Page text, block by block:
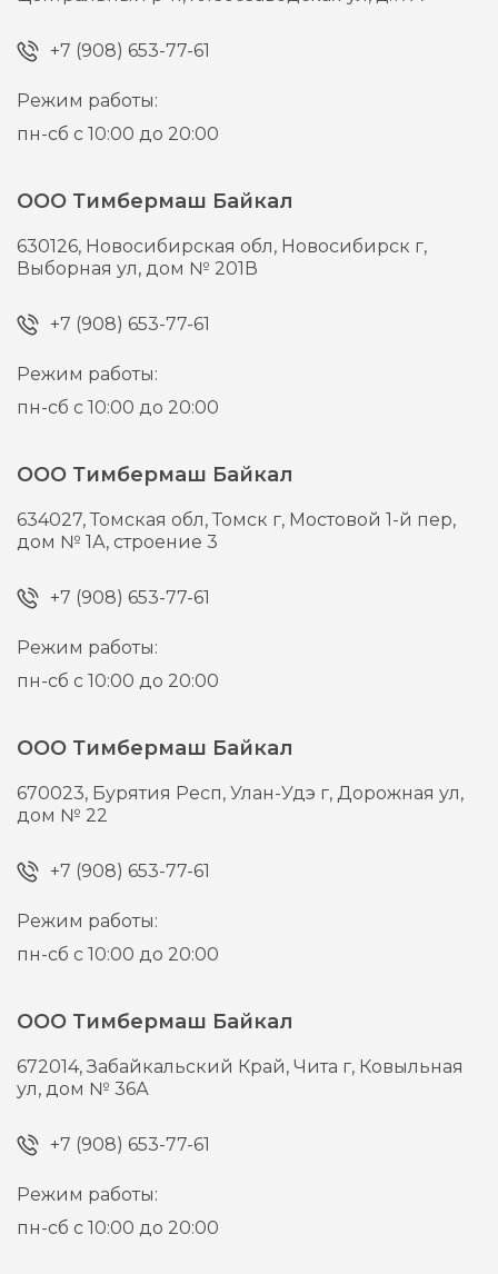
+7 (908) 653-77-61
Режим работы:
пн-сб с 10:00 до 20:00
ООО Тимбермаш Байкал
630126, Новосибирская обл, Новосибирск г,
Выборная ул, дом № 201В
+7 (908) 653-77-61
Режим работы:
пн-сб с 10:00 до 20:00
ООО Тимбермаш Байкал
634027,Томская обл, Томск г, Мостовой 1-й пер,
дом № 1А, строение 3
+7 (908) 653-77-61
Режим работы:
пн-сб с 10:00 до 20:00
ООО Тимбермаш Байкал
670023, Бурятия Респ, Улан-Удэ г,Дорожная ул,
дом № 22
+7 (908) 653-77-61
Режим работы:
пн-сб с 10:00 до 20:00
ООО Тимбермаш Байкал
672014,Забайкальский Край, Чита г, Ковыльная
ул, дом № 36А
+7 (908) 653-77-61
Режим работы:
пн-сб с 10:00 до 20:00